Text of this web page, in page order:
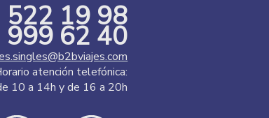
522 19 98
999 62 40
atención telefónica:
10 a 14h y de 16 a 20h